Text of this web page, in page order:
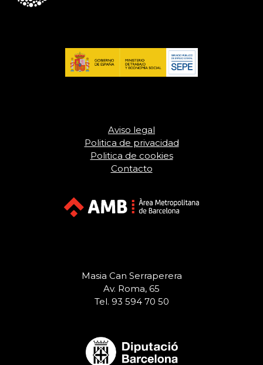
Aviso legal
Politica de privacidad
Politica de cookies
Contacto
Masia Can Serraperera
Av. Roma, 65
Tel. 93 594 70 50